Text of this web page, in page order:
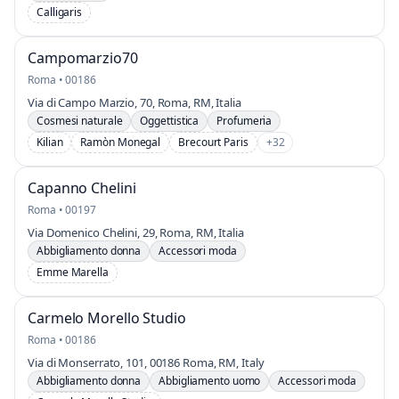
Calligaris
Campomarzio70
Roma • 00186
Via di Campo Marzio, 70, Roma, RM, Italia
Cosmesi naturale Oggettistica
Profumeria
Kilian
Ramòn Monegal Brecourt Paris +32
Capanno Chelini
Roma • 00197
Via Domenico Chelini, 29, Roma, RM, Italia
Abbigliamento donna
Accessori moda
Emme Marella
Carmelo Morello Studio
Roma • 00186
Via di Monserrato, 101, 00186 Roma, RM, Italy
Abbigliamento donna Abbigliamento uomo
Accessori moda